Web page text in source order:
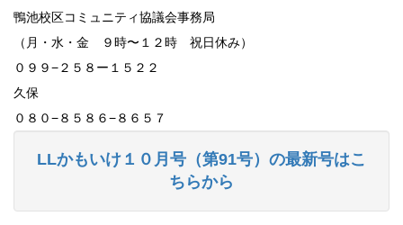
鴨池校区コミュニティ協議会事務局
（月・水・金 ９時〜１２時 祝日休み）
０９９−２５８ー１５２２
久保
０８０−８５８６−８６５７
LLかもいけ１０月号（第91号）の最新号はこ
ちらから